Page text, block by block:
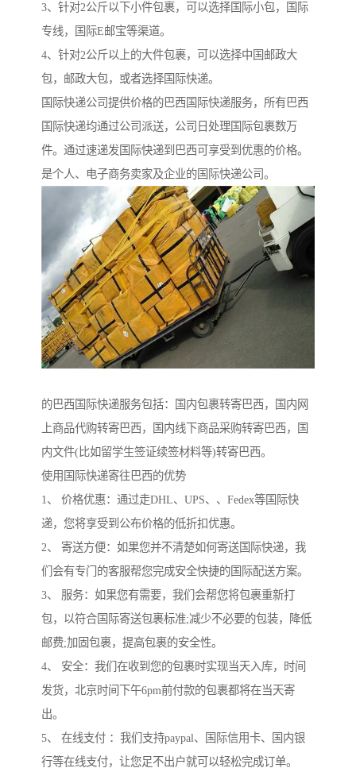
3、针对2公斤以下小件包裹，可以选择国际小包，国际
专线，国际E邮宝等渠道。
4、针对2公斤以上的大件包裹，可以选择中国邮政大
包，邮政大包，或者选择国际快递。
国际快递公司提供价格的巴西国际快递服务，所有巴西
国际快递均通过公司派送，公司日处理国际包裹数万
件。通过速递发国际快递到巴西可享受到优惠的价格。
是个人、电子商务卖家及企业的国际快递公司。
的巴西国际快递服务包括：国内包裹转寄巴西，国内网
上商品代购转寄巴西，国内线下商品采购转寄巴西，国
内文件(比如留学生签证续签材料等)转寄巴西。
使用国际快递寄往巴西的优势
1、 价格优惠：通过走DHL、UPS、、Fedex等国际快
递，您将享受到公布价格的低折扣优惠。
2、 寄送方便：如果您并不清楚如何寄送国际快递，我
们会有专门的客服帮您完成安全快捷的国际配送方案。
3、 服务：如果您有需要，我们会帮您将包裹重新打
包，以符合国际寄送包裹标准;减少不必要的包装，降低
邮费;加固包裹，提高包裹的安全性。
4、 安全：我们在收到您的包裹时实现当天入库，时间
发货，北京时间下午6pm前付款的包裹都将在当天寄
出。
5、 在线支付 ：我们支持paypal、国际信用卡、国内银
行等在线支付，让您足不出户就可以轻松完成订单。